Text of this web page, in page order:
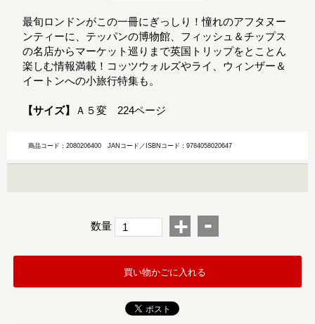
最旬ロンドンがこの一冊にぎっしり！憧れのアフタヌー
ンティーに、テッパンの博物館、フィッシュ＆チップス
の名店からマーケット巡りまで英国トリップをとことん
楽しむ情報満載！コッツウォルズやライ、ウィンザー＆
イートンへの小旅行特集も。
【サイズ】 Ａ５変 224ページ
商品コード：2080206400JANコード／ISBNコード：9784058020647
数量 + -
買い物かごに入れる